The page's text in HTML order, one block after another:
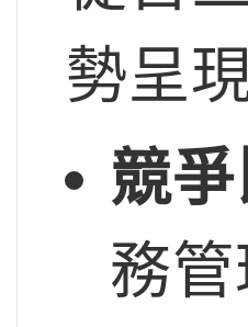
勢呈
競
務